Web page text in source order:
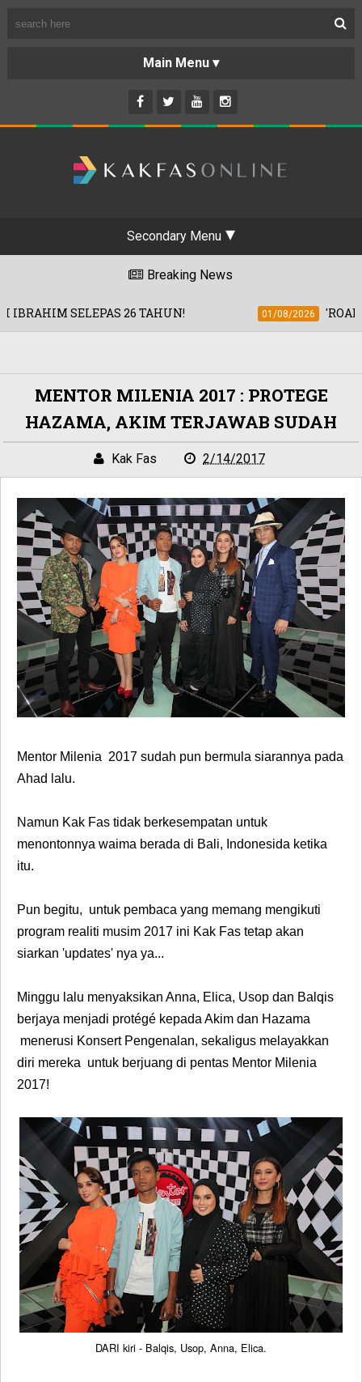
Secondary Menu
Breaking News
26 TAHUN! 01/08/2026 'ROAD2HARAMAIN'
MENTOR MILENIA 2017 : PROTEGE
HAZAMA, AKIM TERJAWAB SUDAH
Kak Fas 2/14/2017
Mentor Milenia 2017 sudah pun bermula siarannya pada
Ahad lalu.
Namun Kak Fas tidak berkesempatan untuk
menontonnya waima berada di Bali, Indonesida ketika
itu.
Pun begitu, untuk pembaca yang memang mengikuti
program realiti musim 2017 ini Kak Fas tetap akan
siarkan 'updates' nya ya...
Minggu lalu menyaksikan Anna, Elica, Usop dan Balqis
berjaya menjadi protégé kepada Akim dan Hazama
menerusi Konsert Pengenalan, sekaligus melayakkan
diri mereka untuk berjuang di pentas Mentor Milenia
2017!
DARI kiri - Balqis, Usop, Anna, Elica.